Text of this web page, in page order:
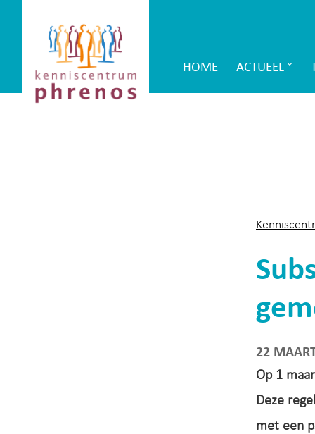
Phrenos
website
Main
HOME ACTUEEL
22
Op 1
Deze
met een